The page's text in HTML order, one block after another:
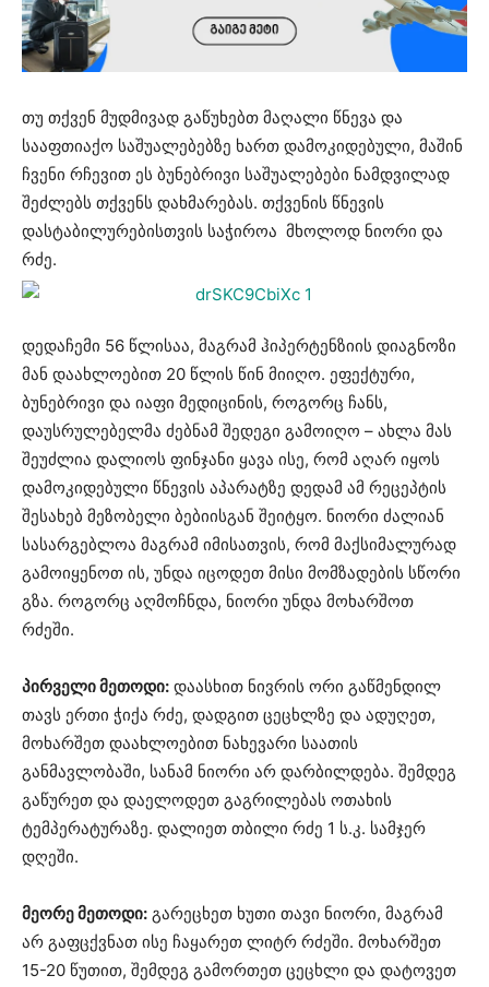
თუ თქვენ მუდმივად გაწუხებთ მაღალი წნევა და
სააფთიაქო საშუალებებზე ხართ დამოკიდებული, მაშინ
ჩვენი რჩევით ეს ბუნებრივი საშუალებები ნამდვილად
შეძლებს თქვენს დახმარებას. თქვენის წნევის
დასტაბილურებისთვის საჭიროა მხოლოდ ნიორი და
რძე.
დედაჩემი 56 წლისაა, მაგრამ ჰიპერტენზიის დიაგნოზი
მან დაახლოებით 20 წლის წინ მიიღო. ეფექტური,
ბუნებრივი და იაფი მედიცინის, როგორც ჩანს,
დაუსრულებელმა ძებნამ შედეგი გამოიღო – ახლა მას
შეუძლია დალიოს ფინჯანი ყავა ისე, რომ აღარ იყოს
დამოკიდებული წნევის აპარატზე დედამ ამ რეცეპტის
შესახებ მეზობელი ბებიისგან შეიტყო. ნიორი ძალიან
სასარგებლოა მაგრამ იმისათვის, რომ მაქსიმალურად
გამოიყენოთ ის, უნდა იცოდეთ მისი მომზადების სწორი
გზა. როგორც აღმოჩნდა, ნიორი უნდა მოხარშოთ
რძეში.
პირველი მეთოდი: დაასხით ნივრის ორი გაწმენდილ
თავს ერთი ჭიქა რძე, დადგით ცეცხლზე და ადუღეთ,
მოხარშეთ დაახლოებით ნახევარი საათის
განმავლობაში, სანამ ნიორი არ დარბილდება. შემდეგ
გაწურეთ და დაელოდეთ გაგრილებას ოთახის
ტემპერატურაზე. დალიეთ თბილი რძე 1 ს.კ. სამჯერ
დღეში.
მეორე მეთოდი: გარეცხეთ ხუთი თავი ნიორი, მაგრამ
არ გაფცქვნათ ისე ჩაყარეთ ლიტრ რძეში. მოხარშეთ
15-20 წუთით, შემდეგ გამორთეთ ცეცხლი და დატოვეთ